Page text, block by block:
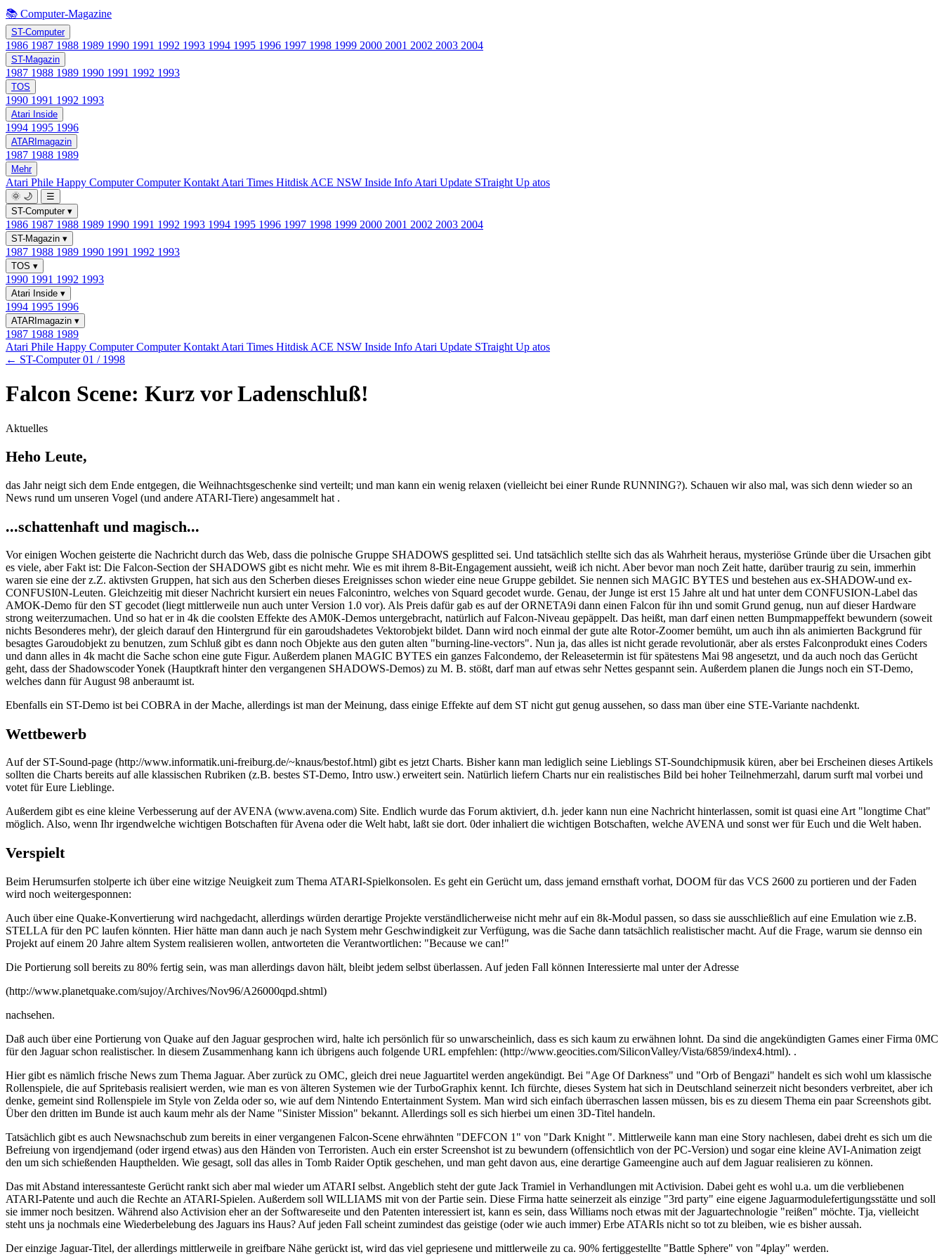
📚 Computer-Magazine
ST-Computer
1986 1987 1988 1989 1990 1991 1992 1993 1994 1995 1996 1997 1998 1999 2000 2001 2002 2003 2004
ST-Magazin
1987 1988 1989 1990 1991 1992 1993
TOS
1990 1991 1992 1993
Atari Inside
1994 1995 1996
ATARImagazin
1987 1988 1989
Mehr
Atari Phile Happy ComputerComputer Kontakt Atari Times Hitdisk ACE NSW Inside Info Atari Update STraight Up atos
🌞 🌙
☰
ST-Computer ▾
1986 1987 1988 1989 1990 1991 1992 1993 1994 1995 1996 1997 1998 1999 2000 2001 2002 2003 2004
ST-Magazin ▾
1987 1988 1989 1990 1991 1992 1993
TOS ▾
1990 1991 1992 1993
Atari Inside ▾
1994 1995 1996
ATARImagazin ▾
1987 1988 1989
Atari Phile Happy ComputerComputer Kontakt Atari Times Hitdisk ACE NSW Inside Info Atari Update STraight Up atos
← ST-Computer 01 / 1998
Falcon Scene: Kurz vor Ladenschluß!
Aktuelles
Heho Leute,
das Jahr neigt sich dem Ende entgegen, die Weihnachtsgeschenke sind verteilt; und man kann ein wenig relaxen (vielleicht bei einer Runde RUNNING?). Schauen wir also mal, was sich denn wieder so an
News rund um unseren Vogel (und andere ATARI-Tiere) angesammelt hat .
...schattenhaft und magisch...
Vor einigen Wochen geisterte die Nachricht durch das Web, dass die polnische Gruppe SHADOWS gesplitted sei. Und tatsächlich stellte sich das als Wahrheit heraus, mysteriöse Gründe über die Ursachen gibt
es viele, aber Fakt ist: Die Falcon-Section der SHADOWS gibt es nicht mehr. Wie es mit ihrem 8-Bit-Engagement aussieht, weiß ich nicht. Aber bevor man noch Zeit hatte, darüber traurig zu sein, immerhin
waren sie eine der z.Z. aktivsten Gruppen, hat sich aus den Scherben dieses Ereignisses schon wieder eine neue Gruppe gebildet. Sie nennen sich MAGIC BYTES und bestehen aus ex-SHADOW-und ex-
CONFUSI0N-Leuten. Gleichzeitig mit dieser Nachricht kursiert ein neues Falconintro, welches von Squard gecodet wurde. Genau, der Junge ist erst 15 Jahre alt und hat unter dem CONFUSION-Label das
AMOK-Demo für den ST gecodet (liegt mittlerweile nun auch unter Version 1.0 vor). Als Preis dafür gab es auf der ORNETA9i dann einen Falcon für ihn und somit Grund genug, nun auf dieser Hardware
strong weiterzumachen. Und so hat er in 4k die coolsten Effekte des AM0K-Demos untergebracht, natürlich auf Falcon-Niveau gepäppelt. Das heißt, man darf einen netten Bumpmappeffekt bewundern (soweit
nichts Besonderes mehr), der gleich darauf den Hintergrund für ein garoudshadetes Vektorobjekt bildet. Dann wird noch einmal der gute alte Rotor-Zoomer bemüht, um auch ihn als animierten Backgrund für
besagtes Garoudobjekt zu benutzen, zum Schluß gibt es dann noch Objekte aus den guten alten "burning-line-vectors". Nun ja, das alles ist nicht gerade revolutionär, aber als erstes Falconprodukt eines Coders
und dann alles in 4k macht die Sache schon eine gute Figur. Außerdem planen MAGIC BYTES ein ganzes Falcondemo, der Releasetermin ist für spätestens Mai 98 angesetzt, und da auch noch das Gerücht
geht, dass der Shadowscoder Yonek (Hauptkraft hinter den vergangenen SHADOWS-Demos) zu M. B. stößt, darf man auf etwas sehr Nettes gespannt sein. Außerdem planen die Jungs noch ein ST-Demo,
welches dann für August 98 anberaumt ist.
Ebenfalls ein ST-Demo ist bei COBRA in der Mache, allerdings ist man der Meinung, dass einige Effekte auf dem ST nicht gut genug aussehen, so dass man über eine STE-Variante nachdenkt.
Wettbewerb
Auf der ST-Sound-page (http://www.informatik.uni-freiburg.de/~knaus/bestof.html) gibt es jetzt Charts. Bisher kann man lediglich seine Lieblings ST-Soundchipmusik küren, aber bei Erscheinen dieses Artikels
sollten die Charts bereits auf alle klassischen Rubriken (z.B. bestes ST-Demo, Intro usw.) erweitert sein. Natürlich liefern Charts nur ein realistisches Bild bei hoher Teilnehmerzahl, darum surft mal vorbei und
votet für Eure Lieblinge.
Außerdem gibt es eine kleine Verbesserung auf der AVENA (www.avena.com) Site. Endlich wurde das Forum aktiviert, d.h. jeder kann nun eine Nachricht hinterlassen, somit ist quasi eine Art "longtime Chat"
möglich. Also, wenn Ihr irgendwelche wichtigen Botschaften für Avena oder die Welt habt, laßt sie dort. 0der inhaliert die wichtigen Botschaften, welche AVENA und sonst wer für Euch und die Welt haben.
Verspielt
Beim Herumsurfen stolperte ich über eine witzige Neuigkeit zum Thema ATARI-Spielkonsolen. Es geht ein Gerücht um, dass jemand ernsthaft vorhat, DOOM für das VCS 2600 zu portieren und der Faden
wird noch weitergesponnen:
Auch über eine Quake-Konvertierung wird nachgedacht, allerdings würden derartige Projekte verständlicherweise nicht mehr auf ein 8k-Modul passen, so dass sie ausschließlich auf eine Emulation wie z.B.
STELLA für den PC laufen könnten. Hier hätte man dann auch je nach System mehr Geschwindigkeit zur Verfügung, was die Sache dann tatsächlich realistischer macht. Auf die Frage, warum sie dennso ein
Projekt auf einem 20 Jahre altem System realisieren wollen, antworteten die Verantwortlichen: "Because we can!"
Die Portierung soll bereits zu 80% fertig sein, was man allerdings davon hält, bleibt jedem selbst überlassen. Auf jeden Fall können Interessierte mal unter der Adresse
(http://www.planetquake.com/sujoy/Archives/Nov96/A26000qpd.shtml)
nachsehen.
Daß auch über eine Portierung von Quake auf den Jaguar gesprochen wird, halte ich persönlich für so unwarscheinlich, dass es sich kaum zu erwähnen lohnt. Da sind die angekündigten Games einer Firma 0MC
für den Jaguar schon realistischer. ln diesem Zusammenhang kann ich übrigens auch folgende URL empfehlen: (http://www.geocities.com/SiliconValley/Vista/6859/index4.html). .
Hier gibt es nämlich frische News zum Thema Jaguar. Aber zurück zu OMC, gleich drei neue Jaguartitel werden angekündigt. Bei "Age Of Darkness" und "Orb of Bengazi" handelt es sich wohl um klassische
Rollenspiele, die auf Spritebasis realisiert werden, wie man es von älteren Systemen wie der TurboGraphix kennt. Ich fürchte, dieses System hat sich in Deutschland seinerzeit nicht besonders verbreitet, aber ich
denke, gemeint sind Rollenspiele im Style von Zelda oder so, wie auf dem Nintendo Entertainment System. Man wird sich einfach überraschen lassen müssen, bis es zu diesem Thema ein paar Screenshots gibt.
Über den dritten im Bunde ist auch kaum mehr als der Name "Sinister Mission" bekannt. Allerdings soll es sich hierbei um einen 3D-Titel handeln.
Tatsächlich gibt es auch Newsnachschub zum bereits in einer vergangenen Falcon-Scene ehrwähnten "DEFCON 1" von "Dark Knight ". Mittlerweile kann man eine Story nachlesen, dabei dreht es sich um die
Befreiung von irgendjemand (oder irgend etwas) aus den Händen von Terroristen. Auch ein erster Screenshot ist zu bewundern (offensichtlich von der PC-Version) und sogar eine kleine AVI-Animation zeigt
den um sich schießenden Haupthelden. Wie gesagt, soll das alles in Tomb Raider Optik geschehen, und man geht davon aus, eine derartige Gameengine auch auf dem Jaguar realisieren zu können.
Das mit Abstand interessanteste Gerücht rankt sich aber mal wieder um ATARI selbst. Angeblich steht der gute Jack Tramiel in Verhandlungen mit Activision. Dabei geht es wohl u.a. um die verbliebenen
ATARI-Patente und auch die Rechte an ATARI-Spielen. Außerdem soll WILLIAMS mit von der Partie sein. Diese Firma hatte seinerzeit als einzige "3rd party" eine eigene Jaguarmodulefertigungsstätte und soll
sie immer noch besitzen. Während also Activision eher an der Softwareseite und den Patenten interessiert ist, kann es sein, dass Williams noch etwas mit der Jaguartechnologie "reißen" möchte. Tja, vielleicht
steht uns ja nochmals eine Wiederbelebung des Jaguars ins Haus? Auf jeden Fall scheint zumindest das geistige (oder wie auch immer) Erbe ATARIs nicht so tot zu bleiben, wie es bisher aussah.
Der einzige Jaguar-Titel, der allerdings mittlerweile in greifbare Nähe gerückt ist, wird das viel gepriesene und mittlerweile zu ca. 90% fertiggestellte "Battle Sphere" von "4play" werden.